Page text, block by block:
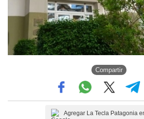
Compartir
Agregar La Tecla Patagonia